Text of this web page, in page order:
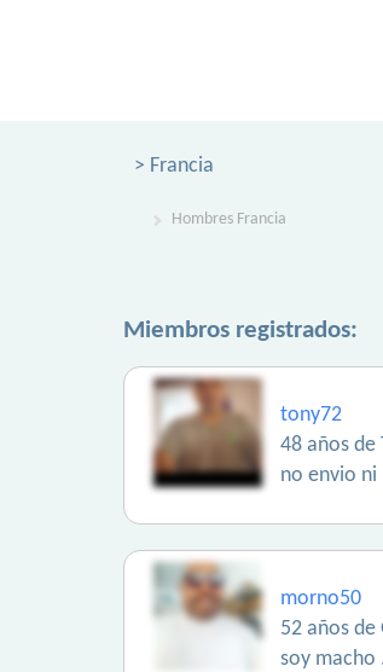
> Francia
Hombres Francia
Miembros registrados:
tony72
48 años de
no envio ni
morno50
52 años de
soy macho